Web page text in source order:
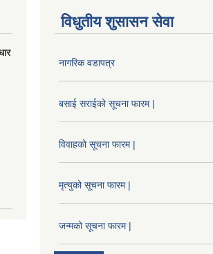
विधुतीय शुसासन सेवा
नागरिक वडापत्र
बसाई सराईको सूचना फारम |
विवाहको सूचना फारम |
मृत्युको सूचना फारम |
जन्मको सूचना फारम |